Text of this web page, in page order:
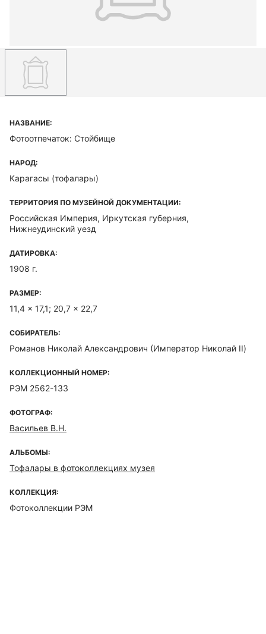
НАЗВАНИЕ:
Фотоотпечаток: Стойбище
НАРОД:
Карагасы (тофалары)
ТЕРРИТОРИЯ ПО МУЗЕЙНОЙ ДОКУМЕНТАЦИИ:
Российская Империя, Иркутская губерния,
Нижнеудинский уезд
ДАТИРОВКА:
1908 г.
РАЗМЕР:
11,4 x 17,1; 20,7 x 22,7
СОБИРАТЕЛЬ:
Романов Николай Александрович (Император Николай II)
КОЛЛЕКЦИОННЫЙ НОМЕР:
РЭМ 2562-133
ФОТОГРАФ:
Васильев В.Н.
АЛЬБОМЫ:
Тофалары в фотоколлекциях музея
КОЛЛЕКЦИЯ:
Фотоколлекции РЭМ